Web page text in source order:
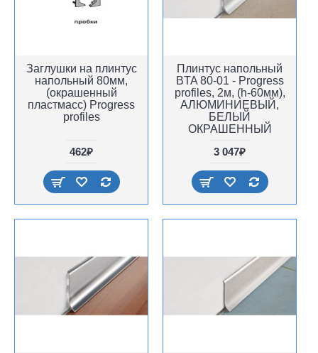
Заглушки на плинтус
напольный 80мм,
(окрашенный
пластмасс) Progress
profiles
462₽
Плинтус напольный
BTA 80-01 - Progress
profiles, 2м, (h-60мм),
АЛЮМИНИЕВЫЙ,
БЕЛЫЙ
ОКРАШЕННЫЙ
3 047₽